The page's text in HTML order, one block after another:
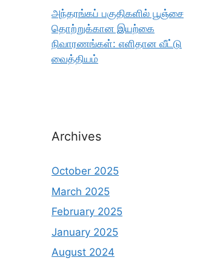
அந்தரங்கப் பகுதிகளில் பூஞ்சை
தொற்றுக்கான இயற்கை
நிவாரணங்கள்: எளிதான வீட்டு
வைத்தியம்
Archives
October 2025
March 2025
February 2025
January 2025
August 2024